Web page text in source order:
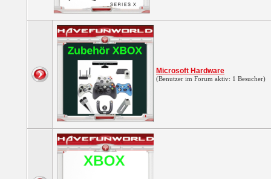
Microsoft Hardware
(Benutzer im Forum aktiv: 1 Besucher)